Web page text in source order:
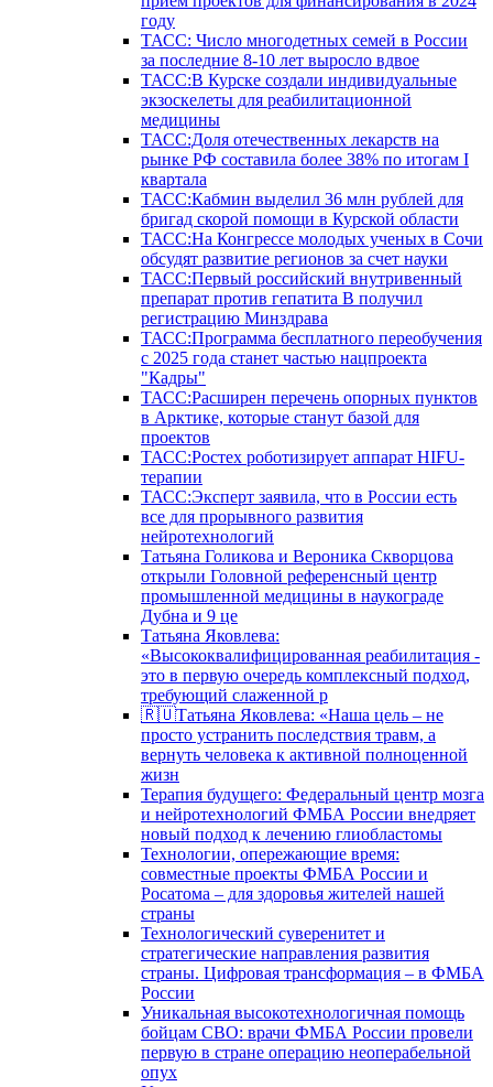
году
ТАСС: Число многодетных семей в России
за последние 8-10 лет выросло вдвое
ТАСС:В Курске создали индивидуальные
экзоскелеты для реабилитационной
медицины
ТАСС:Доля отечественных лекарств на
рынке РФ составила более 38% по итогам I
квартала
ТАСС:Кабмин выделил 36 млн рублей для
бригад скорой помощи в Курской области
ТАСС:На Конгрессе молодых ученых в Сочи
обсудят развитие регионов за счет науки
ТАСС:Первый российский внутривенный
препарат против гепатита В получил
регистрацию Минздрава
ТАСС:Программа бесплатного переобучения
с 2025 года станет частью нацпроекта
"Кадры"
ТАСС:Расширен перечень опорных пунктов
в Арктике, которые станут базой для
проектов
ТАСС:Ростех роботизирует аппарат HIFU-
терапии
ТАСС:Эксперт заявила, что в России есть
все для прорывного развития
нейротехнологий
Татьяна Голикова и Вероника Скворцова
открыли Головной референсный центр
промышленной медицины в наукограде
Дубна и 9 це
Татьяна Яковлева:
«Высококвалифицированная реабилитация -
это в первую очередь комплексный подход,
требующий слаженной р
🇷🇺Татьяна Яковлева: «Наша цель – не
просто устранить последствия травм, а
вернуть человека к активной полноценной
жизн
Терапия будущего: Федеральный центр мозга
и нейротехнологий ФМБА России внедряет
новый подход к лечению глиобластомы
Технологии, опережающие время:
совместные проекты ФМБА России и
Росатома – для здоровья жителей нашей
страны
Технологический суверенитет и
стратегические направления развития
страны. Цифровая трансформация – в ФМБА
России
Уникальная высокотехнологичная помощь
бойцам СВО: врачи ФМБА России провели
первую в стране операцию неоперабельной
опух